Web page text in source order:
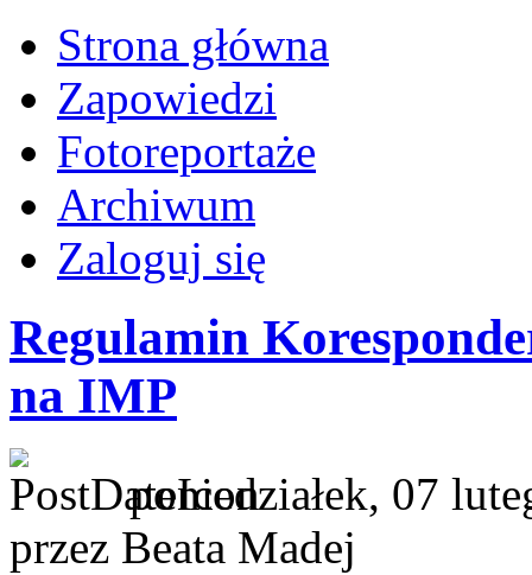
Strona główna
Zapowiedzi
Fotoreportaże
Archiwum
Zaloguj się
Regulamin
na IMP
poniedziałek, 07
przez Beata Madej